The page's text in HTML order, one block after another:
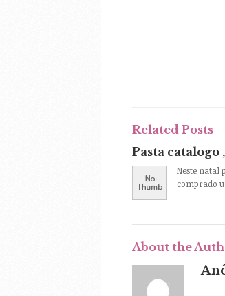
Related Posts
Pasta catalogo
Neste natal
comprado
About the